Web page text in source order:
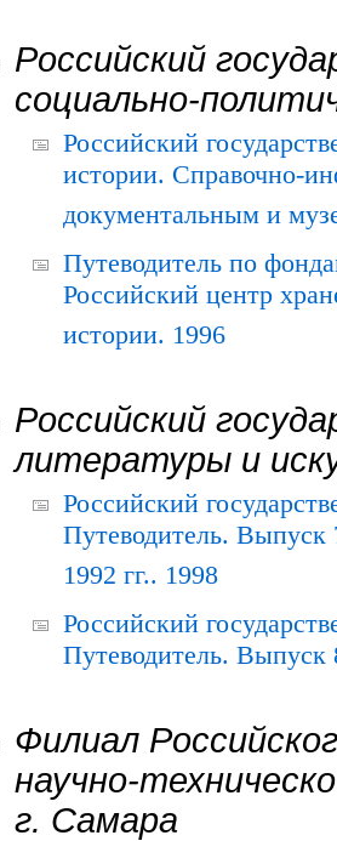
Российский
социально-
Российский
истории. Справочно-
документальным и
Путеводитель по
Российский центр
истории. 1996
Российский
литературы и
Российский
Путеводитель.
1992 гг.. 1998
Российский
Путеводитель. Выпуск
Филиал
научно-
г. Самара